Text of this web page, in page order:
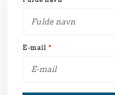
E-mail *